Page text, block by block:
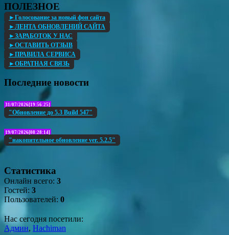
ПОЛЕЗНОЕ
►Голосование за новый фон сайта
►ЛЕНТА ОБНОВЛЕНИЙ САЙТА
►ЗАРАБОТОК У НАС
►ОСТАВИТЬ ОТЗЫВ
►ПРАВИЛА СЕРВИСА
►ОБРАТНАЯ СВЯЗЬ
Последние новости
31/07/2026[19:56:25]
"Обновление до 5.3 Build 547"
19/07/2026[08:28:14]
"накопительное обновление ver. 5.2.5"
Статистика
Онлайн всего: 3
Гостей: 3
Пользователей: 0
Нас сегодня посетили:
Админ, Hachiman